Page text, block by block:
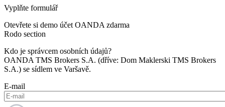
Vyplňte formulář
Otevřete si demo účet OANDA zdarma
Rodo section
Kdo je správcem osobních údajů?
OANDA TMS Brokers S.A. (dříve: Dom Maklerski TMS Brokers
S.A.) se sídlem ve Varšavě.
E-mail